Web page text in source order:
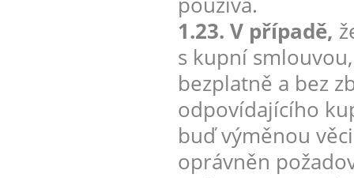
1.23. V případě,
s kupní
bezplatně a bez
odpovídajícího
buď výměnou
oprávněn